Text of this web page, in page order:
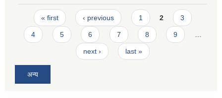
Pages
« first ‹ previous 1 2 3
4 5 6 7 8 9 …
next › last »
अन्य